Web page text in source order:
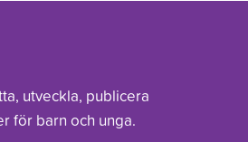
utveckla, publicera
för barn och unga.